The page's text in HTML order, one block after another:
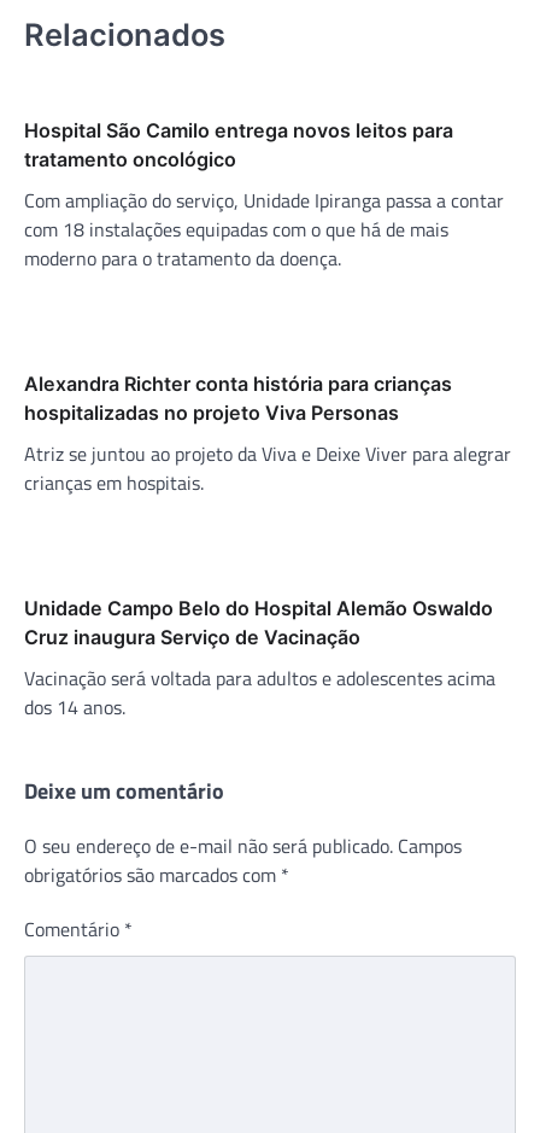
Relacionados
Hospital São Camilo entrega novos leitos para
tratamento oncológico
Com ampliação do serviço, Unidade Ipiranga passa a contar
com 18 instalações equipadas com o que há de mais
moderno para o tratamento da doença.
Alexandra Richter conta história para crianças
hospitalizadas no projeto Viva Personas
Atriz se juntou ao projeto da Viva e Deixe Viver para alegrar
crianças em hospitais.
Unidade Campo Belo do Hospital Alemão Oswaldo
Cruz inaugura Serviço de Vacinação
Vacinação será voltada para adultos e adolescentes acima
dos 14 anos.
Deixe um comentário
O seu endereço de e-mail não será publicado. Campos
obrigatórios são marcados com *
Comentário *